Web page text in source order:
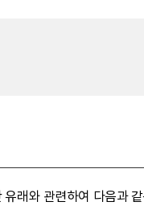
래와 관련하여 다음과